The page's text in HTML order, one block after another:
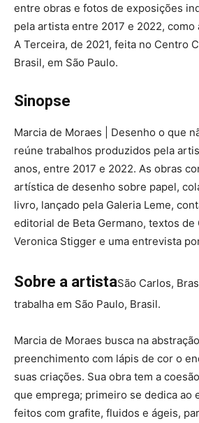
entre obras e fotos de exposições
pela artista entre 2017 e 2022,
A Terceira, de 2021, feita no Centro
Brasil, em São Paulo.
Sinopse
Marcia de Moraes | Desenho o que
reúne trabalhos produzidos pela
anos, entre 2017 e 2022. As obras
artística de desenho sobre papel,
livro, lançado pela Galeria Leme,
editorial de Beta Germano, textos de
Veronica Stigger e uma entrevista
Sobre a artistaSão Carlos,
trabalha em São Paulo, Brasil.
Marcia de Moraes busca na
preenchimento com lápis de cor o
suas criações. Sua obra tem a
que emprega; primeiro se dedica ao
feitos com grafite, fluidos e ágeis,